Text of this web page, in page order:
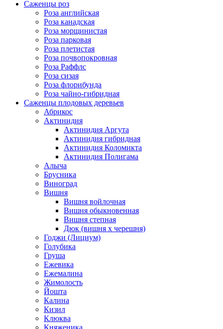
Саженцы роз
Роза английская
Роза канадская
Роза морщинистая
Роза парковая
Роза плетистая
Роза почвопокровная
Роза Раффлс
Роза сизая
Роза флорибунда
Роза чайно-гибридная
Саженцы плодовых деревьев
Абрикос
Актинидия
Актинидия Аргута
Актинидия гибридная
Актинидия Коломикта
Актинидия Полигама
Алыча
Брусника
Виноград
Вишня
Вишня войлочная
Вишня обыкновенная
Вишня степная
Дюк (вишня х черешня)
Годжи (Лициум)
Голубика
Груша
Ежевика
Ежемалина
Жимолость
Йошта
Калина
Кизил
Клюква
Княженика